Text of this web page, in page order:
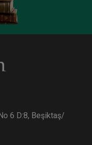
6 D:8, Beşiktaş/